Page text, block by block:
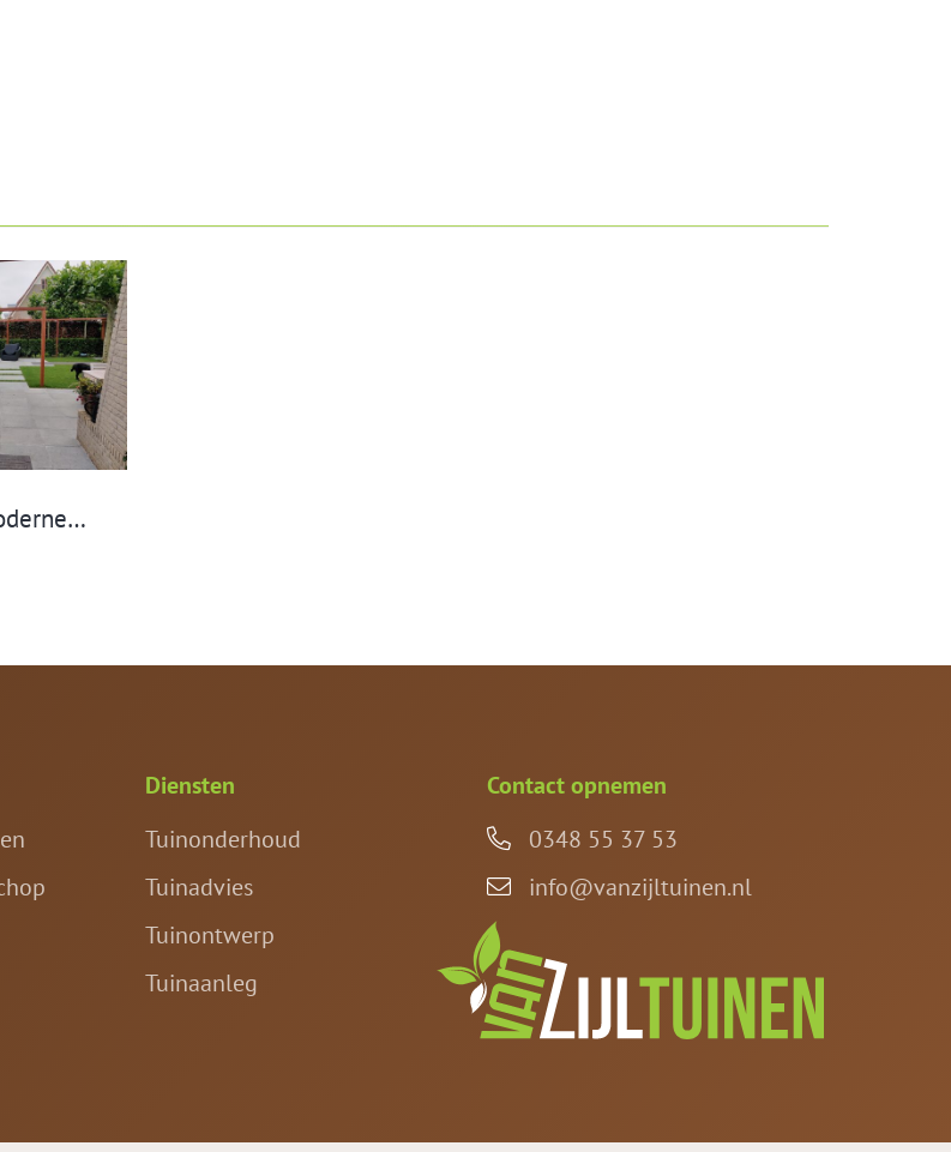
Tuinaanleg moderne tuin IJsselstein, regio Utrecht
Diensten
Tuinonderhoud
Tuinadvies
Tuinontwerp
Tuinaanleg
Contact opnemen
0348 55 37 53
info@vanzijltuinen.nl